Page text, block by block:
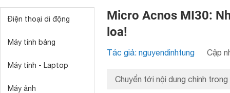
Điện thoại di động
Máy tính bảng
Máy tính - Laptop
Máy ảnh
Micro Acnos MI30:
loa!
Tác giả: nguyendinhtung Cập
Chuyển tới nội dung chính trong